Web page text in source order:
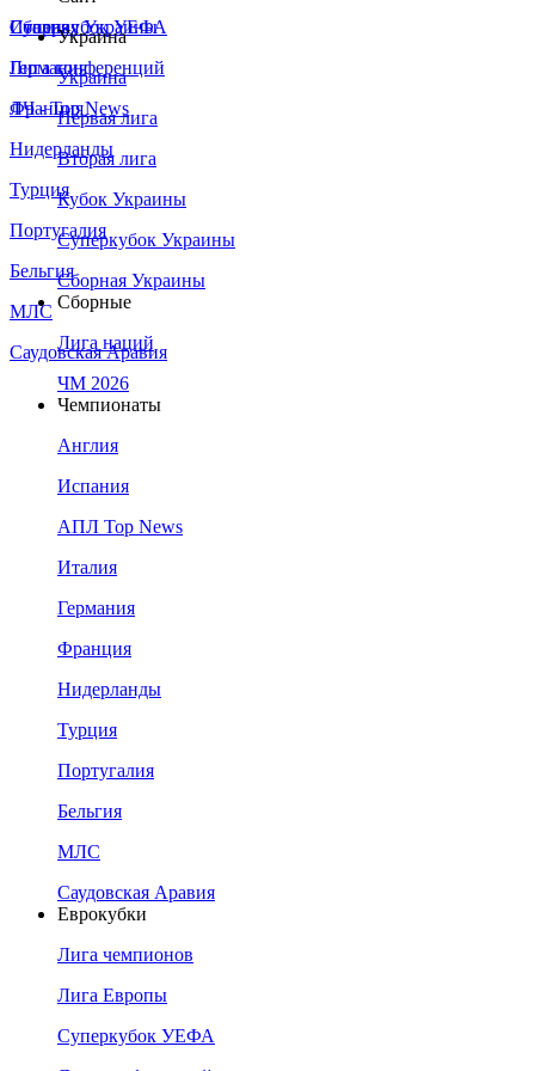
Сборная Украины
Италия
Германия
Франция
Нидерланды
Турция
Португалия
Бельгия
МЛС
Саудовская Аравия
Суперкубок УЕФА
Лига конференций
ЛЧ - Top News
Украина
Украина
Первая лига
Вторая лига
Кубок Украины
Суперкубок Украины
Сборная Украины
Сборные
Лига наций
ЧМ 2026
Чемпионаты
Англия
Испания
АПЛ Top News
Италия
Германия
Франция
Нидерланды
Турция
Португалия
Бельгия
МЛС
Саудовская Аравия
Еврокубки
Лига чемпионов
Лига Европы
Суперкубок УЕФА